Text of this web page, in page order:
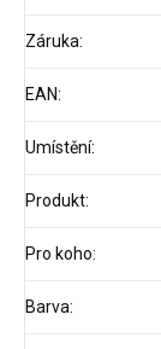
Záruka:
EAN:
Umístění:
Produkt:
Pro koho:
Barva: